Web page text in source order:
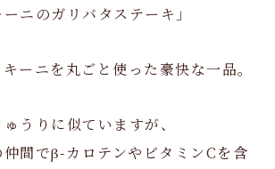
ニのガリバタステーキ」
ーニを丸ごと使った豪快な一品。
うりに似ていますが、
間でβ-カロテンやビタミンCを含